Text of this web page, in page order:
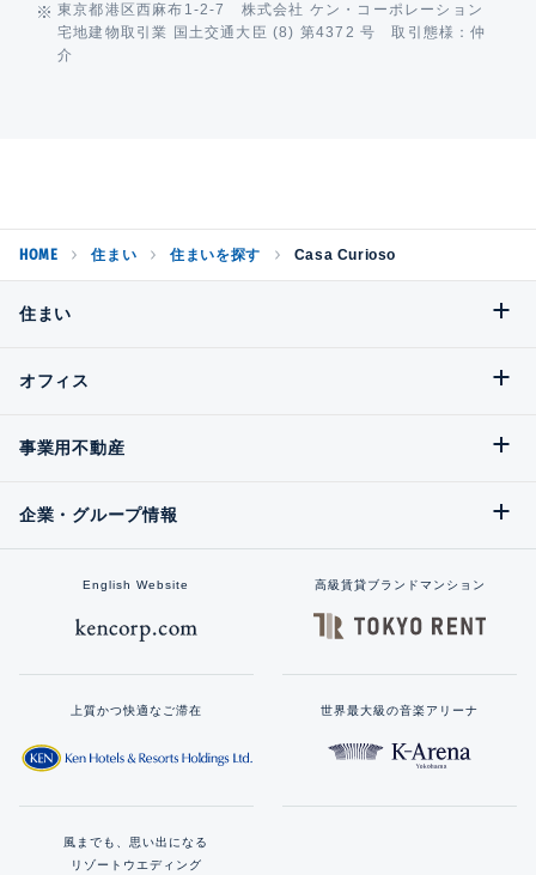
東京都港区西麻布1-2-7 株式会社 ケン・コーポレーション
宅地建物取引業 国土交通大臣 (8) 第4372 号 取引態様：仲
介
HOME 住まい 住まいを探す Casa Curioso
住まい
オフィス
事業用不動産
企業・グループ情報
English Website 高級賃貸ブランドマンション
上質かつ快適なご滞在 世界最大級の音楽アリーナ
風までも、思い出になる
リゾートウエディング